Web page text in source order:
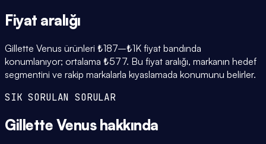
Fiyat aralığı
Gillette Venus ürünleri ₺187–₺1K fiyat bandında
konumlanıyor; ortalama ₺577. Bu fiyat aralığı, markanın hedef
segmentini ve rakip markalarla kıyaslamada konumunu belirler.
SIK SORULAN SORULAR
Gillette Venushakkında